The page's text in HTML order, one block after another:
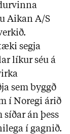
Aikan A/S
segja
líkur séu á
sem byggð
í Noregi árið
án þess
í gagnið.